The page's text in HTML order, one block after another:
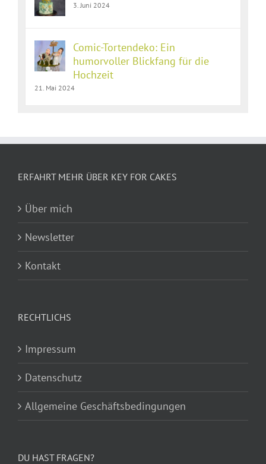
3. Juni 2024
Comic-Tortendeko: Ein
humorvoller Blickfang für die
Hochzeit
21. Mai 2024
ERFAHRT MEHR ÜBER KEY FOR CAKES
Über mich
Newsletter
Kontakt
RECHTLICHS
Impressum
Datenschutz
Allgemeine Geschäftsbedingungen
DU HAST FRAGEN?